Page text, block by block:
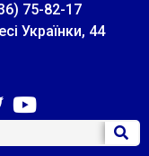
75-82-17
Українки, 44